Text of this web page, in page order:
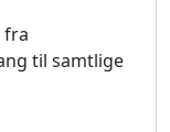
fra
til samtlige